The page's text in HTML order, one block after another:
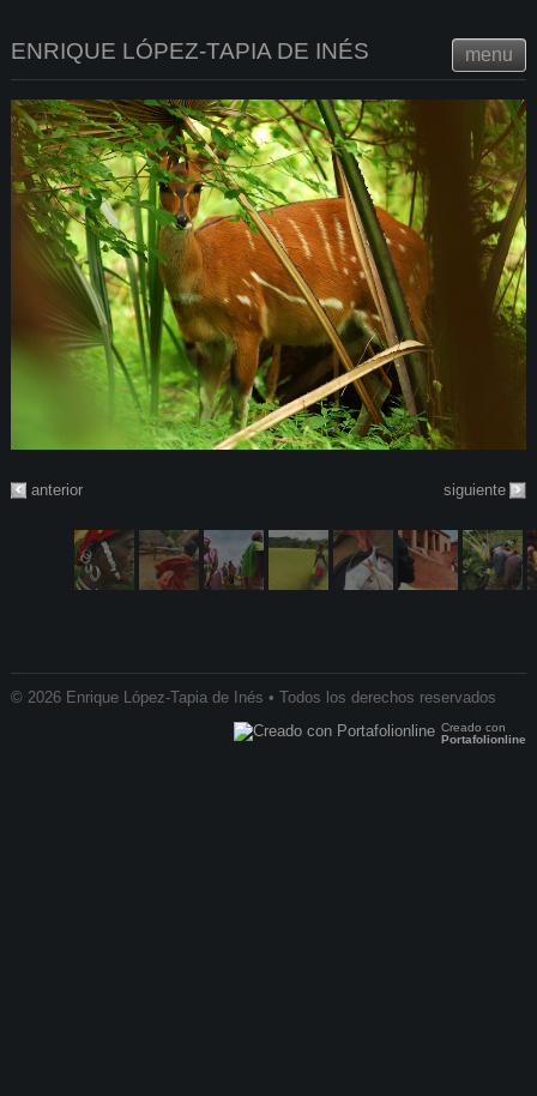
menu
ENRIQUE LÓPEZ-TAPIA DE INÉS
anterior siguiente
© 2026 Enrique López-Tapia de Inés • Todos los derechos reservados
Creado con
Portafolionline